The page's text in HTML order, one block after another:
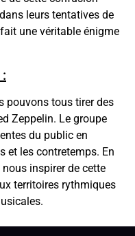
leurs tentatives de
une véritable énigme
pouvons tous tirer des
Zeppelin. Le groupe
du public en
et les contretemps. En
inspirer de cette
territoires rythmiques